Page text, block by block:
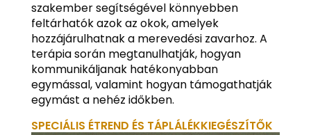
szakember segítségével könnyebben
feltárhatók azok az okok, amelyek
hozzájárulhatnak a merevedési zavarhoz. A
terápia során megtanulhatják, hogyan
kommunikáljanak hatékonyabban
egymással, valamint hogyan támogathatják
egymást a nehéz időkben.
SPECIÁLIS ÉTREND ÉS TÁPLÁLÉKKIEGÉSZÍTŐK